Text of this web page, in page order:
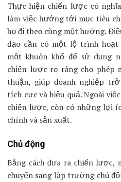
Thực hiện chiến lược có
làm việc hướng tới mục tiêu
họ đi theo cùng một hướng.
đạo cần có một lộ trình hoạt
một khuôn khổ để sử dụng
chiến lược rõ ràng cho phép
thuận, giúp doanh nghiệp
tích cực và hiệu quả. Ngoài
chiến lược, còn có những lợi
chính và sản xuất.
Chủ động
Bằng cách đưa ra chiến lược,
chuyển sang lập trường chủ